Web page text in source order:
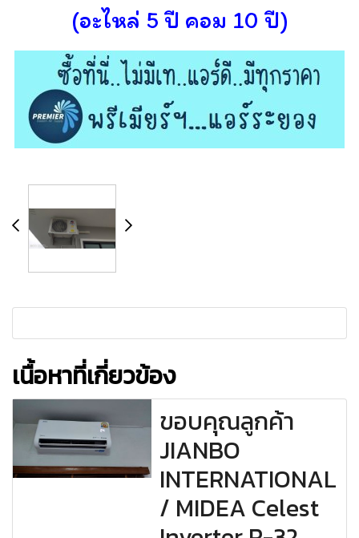
(อะไหล่ 5 ปี คอม 10 ปี)
เนื้อหาที่เกี่ยวข้อง
ขอบคุณลูกค้า
JIANBO
INTERNATIONAL
/ MIDEA Celest